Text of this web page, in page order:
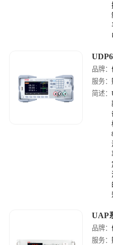
品牌：
服务：
简述：
UAP
品牌：
服务：